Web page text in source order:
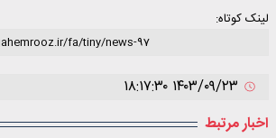
لینک کوتاه:
اخبار مرتبط